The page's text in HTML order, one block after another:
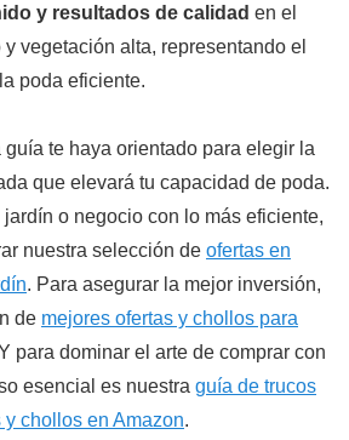
y resultados de calidad en el
vegetación alta, representando el
poda eficiente.
guía te haya orientado para elegir la
que elevará tu capacidad de poda.
o negocio con lo más eficiente,
nuestra selección de ofertas en
. Para asegurar la mejor inversión,
de mejores ofertas y chollos para
para dominar el arte de comprar con
esencial es nuestra guía de trucos
y chollos en Amazon.